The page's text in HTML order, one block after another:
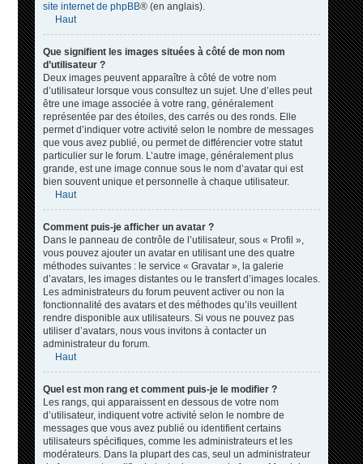
site internet de phpBB® (en anglais).
Haut
Que signifient les images situées à côté de mon nom
d’utilisateur ?
Deux images peuvent apparaître à côté de votre nom
d’utilisateur lorsque vous consultez un sujet. Une d’elles peut
être une image associée à votre rang, généralement
représentée par des étoiles, des carrés ou des ronds. Elle
permet d’indiquer votre activité selon le nombre de messages
que vous avez publié, ou permet de différencier votre statut
particulier sur le forum. L’autre image, généralement plus
grande, est une image connue sous le nom d’avatar qui est
bien souvent unique et personnelle à chaque utilisateur.
Haut
Comment puis-je afficher un avatar ?
Dans le panneau de contrôle de l’utilisateur, sous « Profil »,
vous pouvez ajouter un avatar en utilisant une des quatre
méthodes suivantes : le service « Gravatar », la galerie
d’avatars, les images distantes ou le transfert d’images locales.
Les administrateurs du forum peuvent activer ou non la
fonctionnalité des avatars et des méthodes qu’ils veuillent
rendre disponible aux utilisateurs. Si vous ne pouvez pas
utiliser d’avatars, nous vous invitons à contacter un
administrateur du forum.
Haut
Quel est mon rang et comment puis-je le modifier ?
Les rangs, qui apparaissent en dessous de votre nom
d’utilisateur, indiquent votre activité selon le nombre de
messages que vous avez publié ou identifient certains
utilisateurs spécifiques, comme les administrateurs et les
modérateurs. Dans la plupart des cas, seul un administrateur